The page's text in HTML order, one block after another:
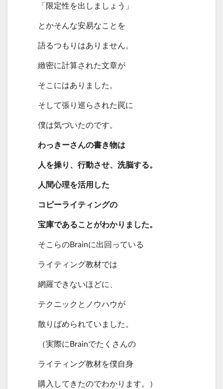
「限定性を出しましょう」
とかそんな安易なことを
語るつもりはありません。
緻密に計算された文章が
そこにはありました。
そして張り巡らされた罠に
僕は気づいたのです。
わっきーさんの書き物は
人を操り、行動させ、洗脳する。
人間心理を活用した
コピーライティングの
宝庫であることがわかりました。
そこらのBrainに出回っている
ライティング教材では
網羅できないほどに、
テクニックとノウハウが
散りばめられていました。
（実際にBrainでたくさんの
ライティング教材を僕自身
購入してきたのでわかります。）